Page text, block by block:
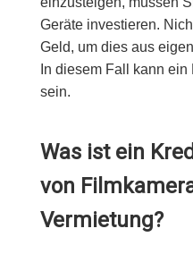
Geräte investieren.
Geld, um dies aus
In diesem Fall kann
sein.
Was ist ein
von
Vermietung?